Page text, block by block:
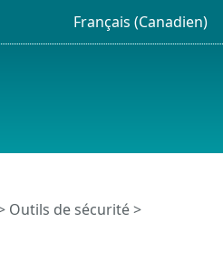
Français (Canadien)
Outils de sécurité>